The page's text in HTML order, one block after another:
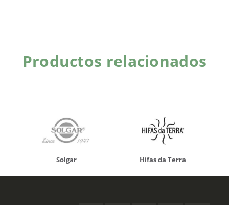
Productos relacionados
Solgar Hifas da Terra